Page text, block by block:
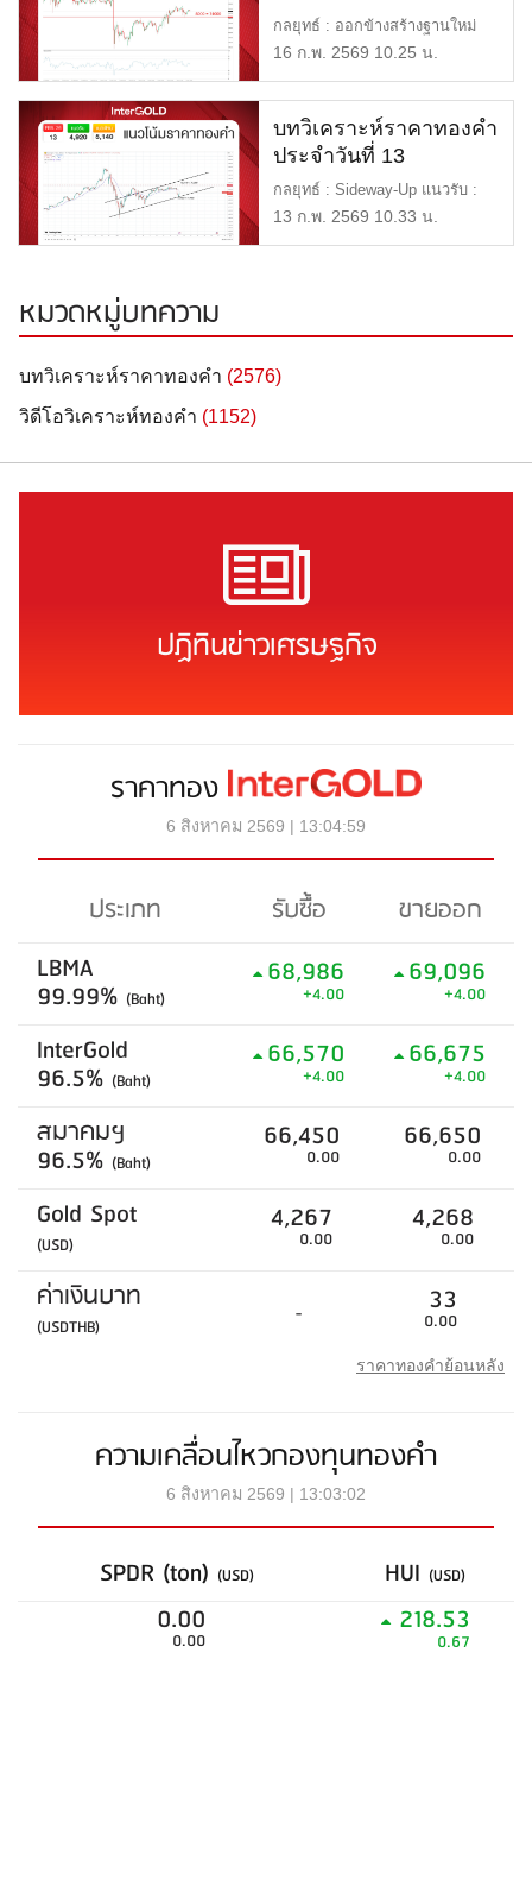
กุมภาพันธ์ 2569
กลยุทธ์ : ออกข้างสร้างฐานใหม่
แนวรับ : $5,000 หรือ 74,0 […]
16 ก.พ. 2569 10.25 น.
บทวิเคราะห์ราคาทองคำ
ประจำวันที่ 13
กุมภาพันธ์ 2569
กลยุทธ์ : Sideway-Up แนวรับ :
$4,920 หรือ 72,900 แนวต้า […]
13 ก.พ. 2569 10.33 น.
หมวดหมู่บทความ
บทวิเคราะห์ราคาทองคำ (2576)
วิดีโอวิเคราะห์ทองคำ (1152)
ปฏิทินข่าวเศรษฐกิจ
ราคาทอง
6 สิงหาคม 2569 | 13:04:59
ประเภท รับซื้อ
ขายออก
LBMA
99.99% (Baht)
68,986
+4.00
69,096
+4.00
InterGold
96.5% (Baht)
66,570
+4.00
66,675
+4.00
สมาคมฯ
96.5% (Baht)
66,450
0.00
66,650
0.00
Gold Spot
(USD)
4,267
0.00
4,268
0.00
ค่าเงินบาท
(USDTHB) - 33
0.00
ราคาทองคำย้อนหลัง
ความเคลื่อนไหวกองทุนทองคำ
6 สิงหาคม 2569 | 13:03:02
SPDR (ton) (USD) HUI (USD)
0.00
0.00
218.53
0.67